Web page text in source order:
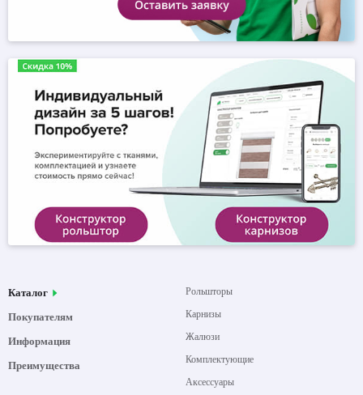
Каталог
Покупателям
Информация
Преимущества
Рольшторы
Карнизы
Жалюзи
Комплектующие
Аксессуары